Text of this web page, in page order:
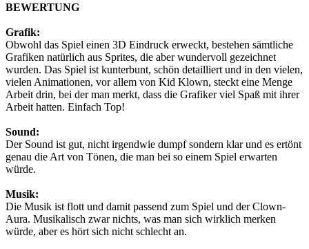
BEWERTUNG
Grafik:
Obwohl das Spiel einen 3D Eindruck erweckt, bestehen sämtliche
Grafiken natürlich aus Sprites, die aber wundervoll gezeichnet
wurden. Das Spiel ist kunterbunt, schön detailliert und in den vielen,
vielen Animationen, vor allem von Kid Klown, steckt eine Menge
Arbeit drin, bei der man merkt, dass die Grafiker viel Spaß mit ihrer
Arbeit hatten. Einfach Top!
Sound:
Der Sound ist gut, nicht irgendwie dumpf sondern klar und es ertönt
genau die Art von Tönen, die man bei so einem Spiel erwarten
würde.
Musik:
Die Musik ist flott und damit passend zum Spiel und der Clown-
Aura. Musikalisch zwar nichts, was man sich wirklich merken
würde, aber es hört sich nicht schlecht an.